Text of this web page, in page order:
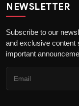
NEWSLETTER
Subscribe to our
and exclusive content
important